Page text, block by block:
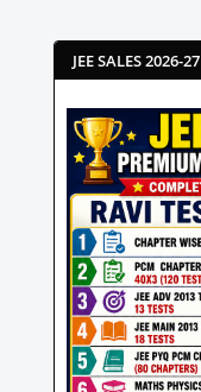
JEE SALES 2026-27